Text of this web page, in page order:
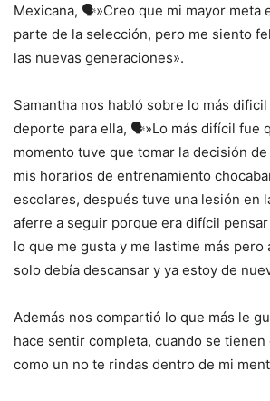
Mexicana, 🗣️»Creo que mi mayor meta
parte de la selección, pero me siento
las nuevas generaciones».
Samantha nos habló sobre lo más
deporte para ella, 🗣️»Lo más difícil fue
momento tuve que tomar la decisión
mis horarios de entrenamiento
escolares, después tuve una lesión en
aferre a seguir porque era difícil
lo que me gusta y me lastime más pero
solo debía descansar y ya estoy de
Además nos compartió lo que más le
hace sentir completa, cuando se tienen
como un no te rindas dentro de mi